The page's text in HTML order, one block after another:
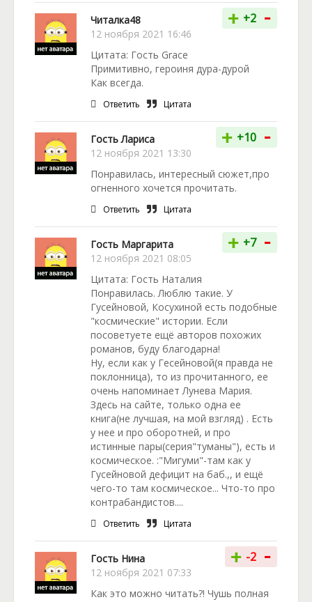
Читалка48
12 ноября 2021 16:46
+ +2 -
Цитата: Гость Grace
Примитивно, героиня дура-дурой
Как всегда.
Ответить Цитата
Гость Лариса
12 ноября 2021 13:30
+ +10 -
Понравилась, интересный сюжет,про
огненного хочется прочитать.
Ответить Цитата
Гость Маргарита
12 ноября 2021 08:05
+ +7 -
Цитата: Гость Наталия
Понравилась. Люблю такие. У
Гусейновой, Косухиной есть подобные
"космические" истории. Если
посоветуете ещё авторов похожих
романов, буду благодарна!
Ну, если как у Гесейновой(я правда не
поклонница), то из прочитанного, ее
очень напоминает Лунева Мария.
Здесь на сайте, только одна ее
книга(не лучшая, на мой взгляд) . Есть
у нее и про оборотней, и про
истинные пары(серия"туманы"), есть и
космическое. :"Мигуми"-там как у
Гусейновой дефицит на баб.,, и ещё
чего-то там космическое... Что-то про
контрабандистов....
Ответить Цитата
Гость Нина
12 ноября 2021 07:33
+ -2 -
Как это можно читать?! Чушь полная